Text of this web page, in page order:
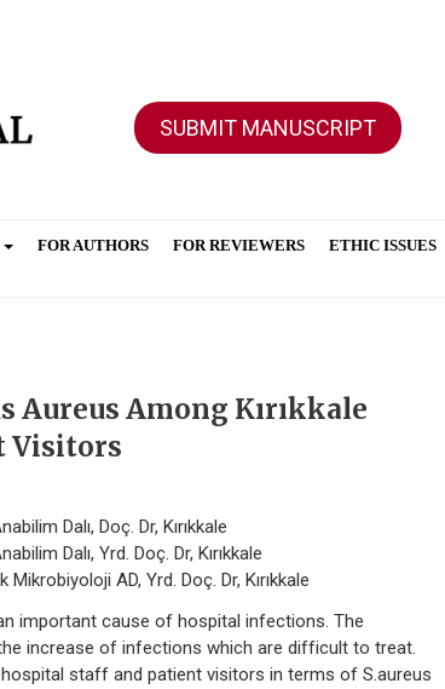
SUBMIT MANUSCRIPT
FOR AUTHORS FOR REVIEWERS ETHIC ISSUES
Aureus Among Kırıkkale
Visitors
Dalı, Doç. Dr, Kırıkkale
Dalı, Yrd. Doç. Dr, Kırıkkale
AD, Yrd. Doç. Dr, Kırıkkale
important cause of hospital infections. The
increase of infections which are difficult to treat.
staff and patient visitors in terms of S.aureus